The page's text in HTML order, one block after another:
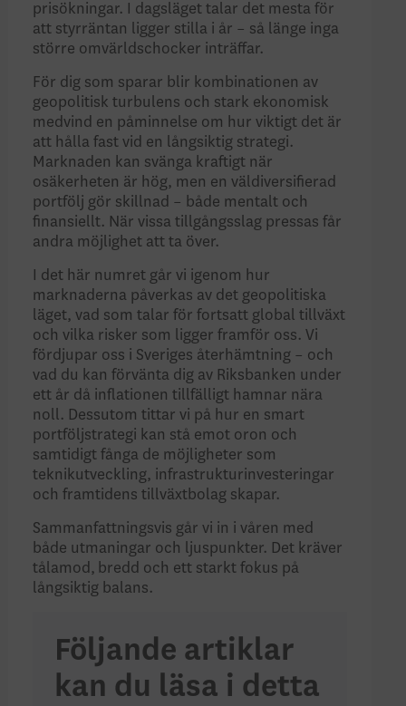
prisökningar. I dagsläget talar det mesta för
att styrräntan ligger stilla i år – så länge inga
större omvärldschocker inträffar.
För dig som sparar blir kombinationen av
geopolitisk turbulens och stark ekonomisk
medvind en påminnelse om hur viktigt det är
att hålla fast vid en långsiktig strategi.
Marknaden kan svänga kraftigt när
osäkerheten är hög, men en väldiversifierad
portfölj gör skillnad – både mentalt och
finansiellt. När vissa tillgångsslag pressas får
andra möjlighet att ta över.
I det här numret går vi igenom hur
marknaderna påverkas av det geopolitiska
läget, vad som talar för fortsatt global tillväxt
och vilka risker som ligger framför oss. Vi
fördjupar oss i Sveriges återhämtning – och
vad du kan förvänta dig av Riksbanken under
ett år då inflationen tillfälligt hamnar nära
noll. Dessutom tittar vi på hur en smart
portföljstrategi kan stå emot oron och
samtidigt fånga de möjligheter som
teknikutveckling, infrastrukturinvesteringar
och framtidens tillväxtbolag skapar.
Sammanfattningsvis går vi in i våren med
både utmaningar och ljuspunkter. Det kräver
tålamod, bredd och ett starkt fokus på
långsiktig balans.
Följande artiklar
kan du läsa i detta